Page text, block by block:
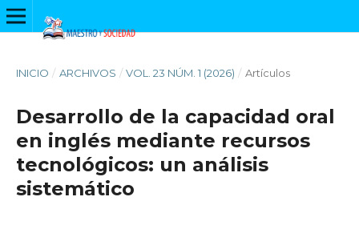
INICIO / ARCHIVOS / VOL. 23 NÚM. 1 (2026) / Artículos
Desarrollo de la capacidad oral
en inglés mediante recursos
tecnológicos: un análisis
sistemático